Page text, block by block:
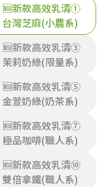
🆕新款高效乳清①
台灣芝麻(小農系)
🆕新款高效乳清③
茉莉奶綠(限量系)
🆕新款高效乳清⑤
金萱奶綠(奶茶系)
🆕新款高效乳清⑦
極品咖啡(職人系)
🆕新款高效乳清⑩
雙倍拿鐵(職人系)